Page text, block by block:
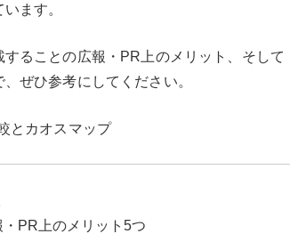
ます。
ることの広報・PR上のメリット、そして
ぜひ参考にしてください。
とカオスマップ
PR上のメリット5つ